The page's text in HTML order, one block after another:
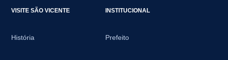
VISITE SÃO VICENTE
História
INSTITUCIONAL
Prefeito